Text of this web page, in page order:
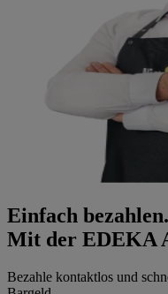
Einfach bezahlen.
Mit der EDEKA
Bezahle kontaktlos und